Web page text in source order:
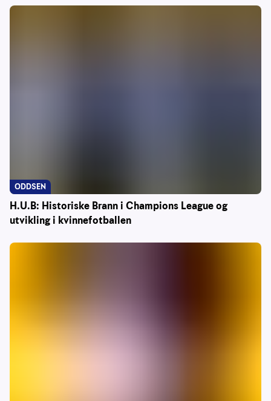
H.U.B: Historiske Brann i Champions League og
utvikling i kvinnefotballen
ODDSEN